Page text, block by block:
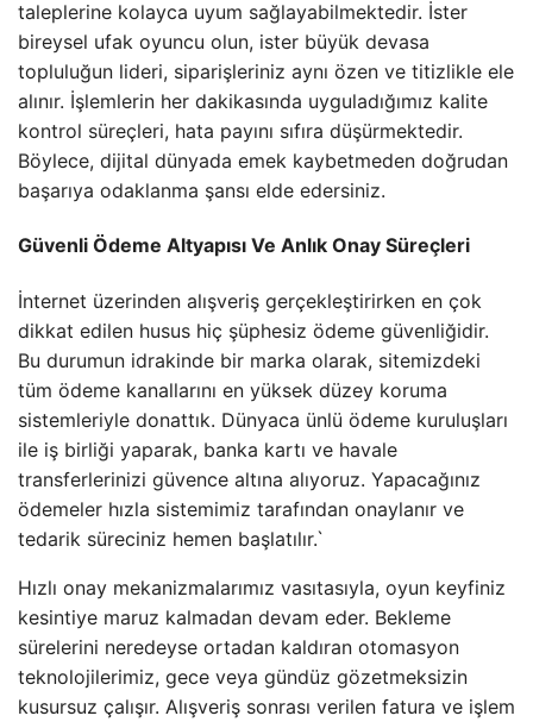
taleplerine kolayca uyum sağlayabilmektedir. İster
bireysel ufak oyuncu olun, ister büyük devasa
topluluğun lideri, siparişleriniz aynı özen ve titizlikle ele
alınır. İşlemlerin her dakikasında uyguladığımız kalite
kontrol süreçleri, hata payını sıfıra düşürmektedir.
Böylece, dijital dünyada emek kaybetmeden doğrudan
başarıya odaklanma şansı elde edersiniz.
Güvenli Ödeme Altyapısı Ve Anlık Onay Süreçleri
İnternet üzerinden alışveriş gerçekleştirirken en çok
dikkat edilen husus hiç şüphesiz ödeme güvenliğidir.
Bu durumun idrakinde bir marka olarak, sitemizdeki
tüm ödeme kanallarını en yüksek düzey koruma
sistemleriyle donattık. Dünyaca ünlü ödeme kuruluşları
ile iş birliği yaparak, banka kartı ve havale
transferlerinizi güvence altına alıyoruz. Yapacağınız
ödemeler hızla sistemimiz tarafından onaylanır ve
tedarik süreciniz hemen başlatılır.`
Hızlı onay mekanizmalarımız vasıtasıyla, oyun keyfiniz
kesintiye maruz kalmadan devam eder. Bekleme
sürelerini neredeyse ortadan kaldıran otomasyon
teknolojilerimiz, gece veya gündüz gözetmeksizin
kusursuz çalışır. Alışveriş sonrası verilen fatura ve işlem